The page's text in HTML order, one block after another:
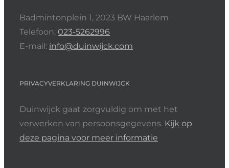
Badmintonplein 1, 2023 BW Haarlem
Telefoon: 023-5262996
E-mail: info@duinwijck.com
PRIVACYVERKLARING DUINWIJCK
Duinwijck gaat zorgvuldig om met het
verwerken van persoonsgegevens. Kijk op
deze pagina voor meer informatie